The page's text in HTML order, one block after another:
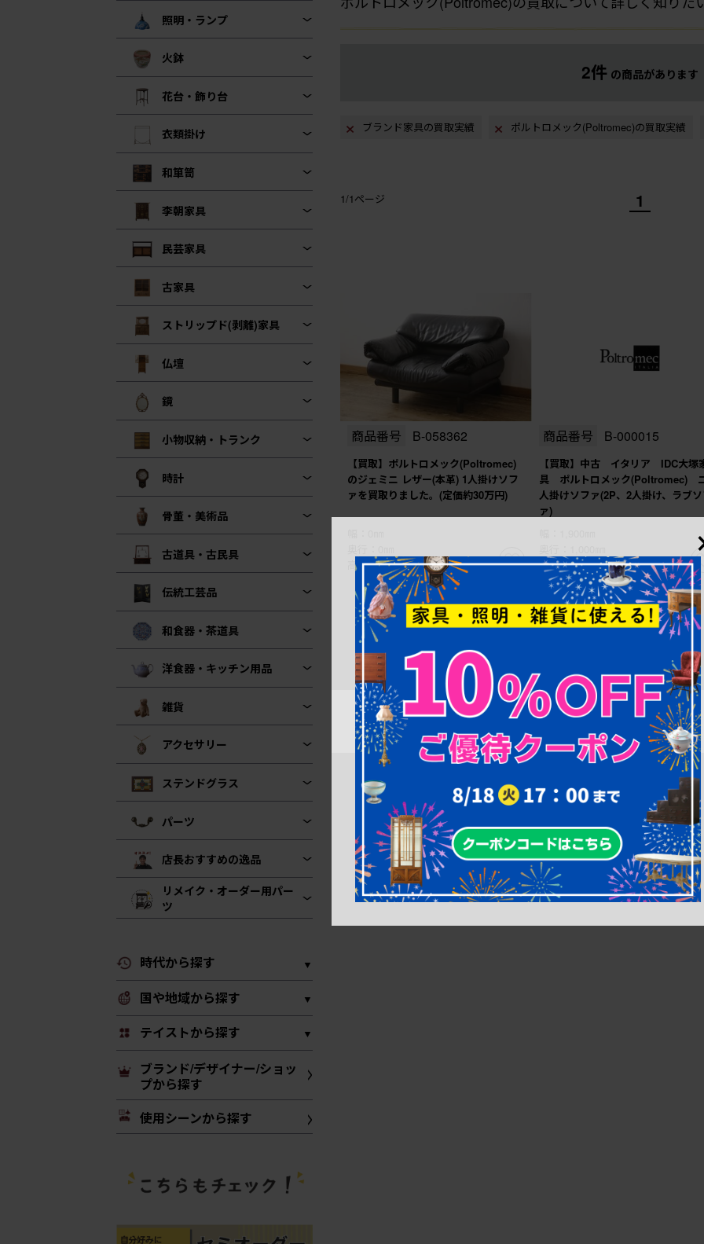
照明・ランプ
火鉢
花台・飾り台
衣類掛け
和箪笥
李朝家具
民芸家具
古家具
ストリップド(剥離)家具
仏壇
鏡
小物収納・トランク
時計
骨董・美術品
古道具・古民具
伝統工芸品
和食器・茶道具
洋食器・キッチン用品
雑貨
アクセサリー
ステンドグラス
パーツ
店長おすすめの逸品
リメイク・オーダー用パー
ツ
時代から探す
国や地域から探す
テイストから探す
ブランド/デザイナー/ショッ
プから探す
使用シーンから探す
2件 の商品があります
ブランド家具の買取実績 ポルトロメック(Poltromec)の買取実績
1/1ページ 1
商品番号 B-058362
【買取】ポルトロメック(Poltromec)
のジェミニ レザー(本革) 1人掛けソフ
ァを買取りました。(定価約30万円)
高さ：0㎜
商品番号 B-000015
【買取】中古 イタリア IDC大塚
具 ポルトロメック(Poltromec)
人掛けソファ(2P、2人掛け、ラブソ
ァ)
高さ：900㎜
1